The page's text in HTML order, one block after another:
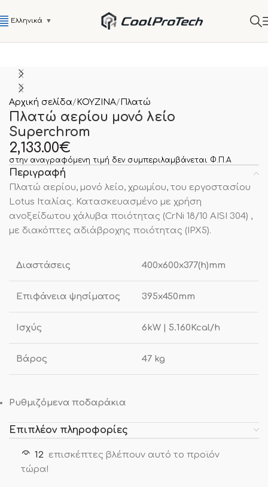
Ελληνικά ▼
Αρχική σελίδα ΚΟΥΖΙΝΑ Πλατώ
Πλατώ αερίου μονό λείο
Superchrom
2,133.00€
στην αναγραφόμενη τιμή δεν συμπεριλαμβάνεται Φ.Π.Α
Περιγραφή
Πλατώ αερίου, μονό λείο, χρωμίου, του εργοστασίου
Lotus Ιταλίας. Κατασκευασμένο με χρήση
ανοξείδωτου χάλυβα ποιότητας (CrNi 18/10 AISI 304) ,
με διακόπτες αδιάβροχης ποιότητας (IPX5).
Διαστάσεις 400x600x377(h)mm
Επιφάνεια ψησίματος 395x450mm
Ισχύς 6kW | 5.160Kcal/h
Βάρος 47 kg
Ρυθμιζόμενα ποδαράκια
Επιπλέον πληροφορίες
12 επισκέπτες βλέπουν αυτό το προϊόν
τώρα!